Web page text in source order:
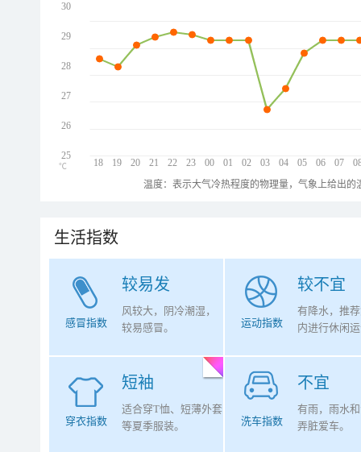
18 19 20 21 22 23 00 01 02 03 04 05 06 07
30
29
28
27
26
25
℃
温度：表示大气冷热程度的物理量，气象上给出
生活指数
较易发
感冒指数
风较大，阴冷潮湿，
较易感冒。
较不宜
运动指数
有降水，推
内进行休闲
短袖
穿衣指数
适合穿T恤、短薄外套
等夏季服装。
不宜
洗车指数
有雨，雨水
弄脏爱车。